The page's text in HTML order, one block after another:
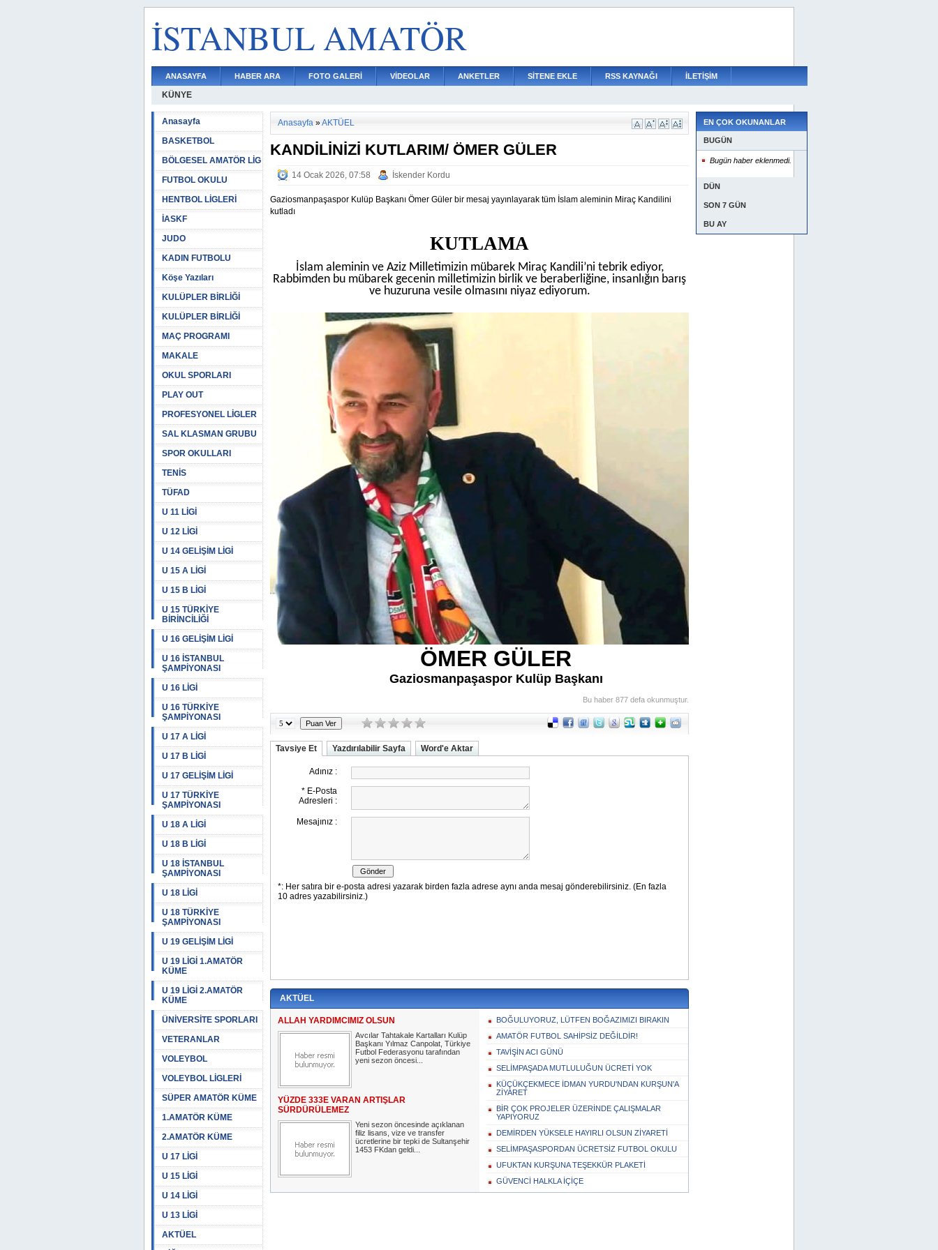
İSTANBUL AMATÖR
ANASAYFA HABER ARA FOTO GALERİ VİDEOLAR ANKETLER SİTENE EKLE RSS KAYNAĞI İLETİŞİM
KÜNYE
Anasayfa
BASKETBOL
BÖLGESEL AMATÖR LİG
FUTBOL OKULU
HENTBOL LİGLERİ
İASKF
JUDO
KADIN FUTBOLU
Köşe Yazıları
KULÜPLER BİRLİĞİ
KULÜPLER BİRLİĞİ
MAÇ PROGRAMI
MAKALE
OKUL SPORLARI
PLAY OUT
PROFESYONEL LİGLER
SAL KLASMAN GRUBU
SPOR OKULLARI
TENİS
TÜFAD
U 11 LİGİ
U 12 LİGİ
U 14 GELİŞİM LİGİ
U 15 A LİGİ
U 15 B LİGİ
U 15 TÜRKİYE
BİRİNCİLİĞİ
U 16 GELİŞİM LİGİ
U 16 İSTANBUL
ŞAMPİYONASI
U 16 LİGİ
U 16 TÜRKİYE
ŞAMPİYONASI
U 17 A LİGİ
U 17 B LİGİ
U 17 GELİŞİM LİGİ
U 17 TÜRKİYE
ŞAMPİYONASI
U 18 A LİGİ
U 18 B LİGİ
U 18 İSTANBUL
ŞAMPİYONASI
U 18 LİGİ
U 18 TÜRKİYE
ŞAMPİYONASI
U 19 GELİŞİM LİGİ
U 19 LİGİ 1.AMATÖR
KÜME
U 19 LİGİ 2.AMATÖR
KÜME
ÜNİVERSİTE SPORLARI
VETERANLAR
VOLEYBOL
VOLEYBOL LİGLERİ
SÜPER AMATÖR KÜME
1.AMATÖR KÜME
2.AMATÖR KÜME
U 17 LİGİ
U 15 LİGİ
U 14 LİGİ
U 13 LİGİ
AKTÜEL
Anasayfa »AKTÜEL
KANDİLİNİZİ KUTLARIM/ ÖMER GÜLER
14 Ocak 2026, 07:58 İskender Kordu
Gaziosmanpaşaspor Kulüp Başkanı Ömer Güler bir mesaj yayınlayarak tüm İslam aleminin Miraç Kandilini
kutladı
KUTLAMA
İslam aleminin ve Aziz Milletimizin mübarek Miraç Kandili’ni tebrik ediyor,
Rabbimden bu mübarek gecenin milletimizin birlik ve beraberliğine, insanlığın barış
ve huzuruna vesile olmasını niyaz ediyorum.
ÖMER GÜLER
Gaziosmanpaşaspor Kulüp Başkanı
Bu haber 877 defa okunmuştur.
Tavsiye Et Yazdırılabilir Sayfa Word'e Aktar
AKTÜEL
ALLAH YARDIMCIMIZ OLSUN
Avcılar Tahtakale Kartalları Kulüp
Başkanı Yılmaz Canpolat, Türkiye
Futbol Federasyonu tarafından
yeni sezon öncesi...
YÜZDE 333E VARAN ARTIŞLAR
SÜRDÜRÜLEMEZ
Yeni sezon öncesinde açıklanan
filiz lisans, vize ve transfer
ücretlerine bir tepki de Sultanşehir
1453 FKdan geldi...
BOĞULUYORUZ, LÜTFEN BOĞAZIMIZI BIRAKIN
AMATÖR FUTBOL SAHİPSİZ DEĞİLDİR!
TAVİŞİN ACI GÜNÜ
SELİMPAŞADA MUTLULUĞUN ÜCRETİ YOK
KÜÇÜKÇEKMECE İDMAN YURDU'NDAN KURŞUN'A
ZİYARET
BİR ÇOK PROJELER ÜZERİNDE ÇALIŞMALAR
YAPIYORUZ
DEMİRDEN YÜKSELE HAYIRLI OLSUN ZİYARETİ
SELİMPAŞASPORDAN ÜCRETSİZ FUTBOL OKULU
UFUKTAN KURŞUNA TEŞEKKÜR PLAKETİ
GÜVENCİ HALKLA İÇİÇE
EN ÇOK OKUNANLAR
BUGÜN
Bugün haber eklenmedi.
DÜN
SON 7 GÜN
BU AY